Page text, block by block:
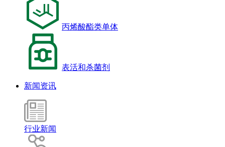
丙烯酸酯类单体
表活和杀菌剂
新闻资讯
行业新闻